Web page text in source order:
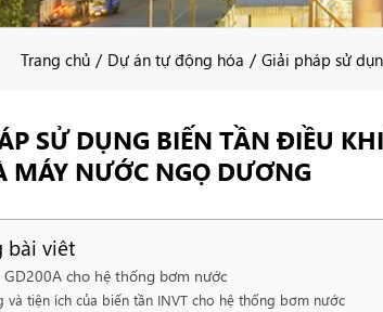
Trang chủ / Dự án tự động hóa / Giải pháp sử
SỬ DỤNG BIẾN TẦN ĐIỀU
MÁY NƯỚC NGỌ DƯƠNG
bài viêt
GD200A cho hệ thống bơm nước
và tiện ích của biến tần INVT cho hệ thống bơm nước